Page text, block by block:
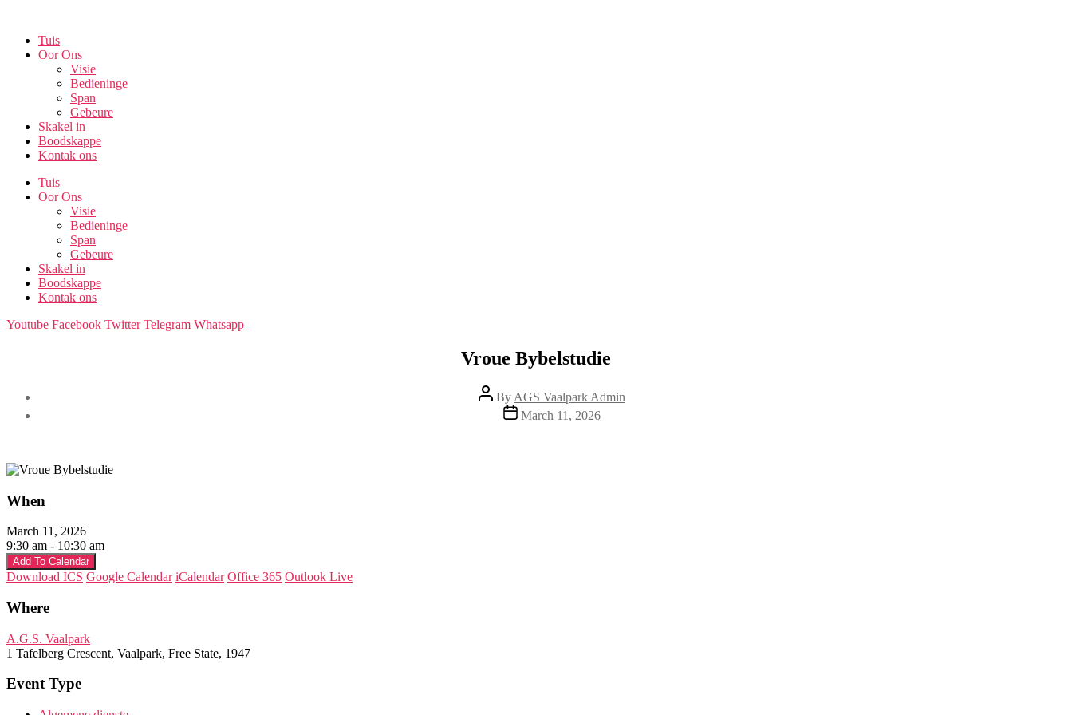
content
Tuis
Oor Ons
Visie
Bedieninge
Span
Gebeure
Skakel in
Boodskappe
Kontak ons
Tuis
Oor Ons
Visie
Bedieninge
Span
Gebeure
Skakel in
Boodskappe
Kontak ons
Youtube Facebook Twitter Telegram Whatsapp
Vroue Bybelstudie
Post
author
By AGS Vaalpark Admin
Post
date
March 11, 2026
When
March 11, 2026
9:30 am - 10:30 am
Add To Calendar
Download ICS Google Calendar iCalendar Office 365 Outlook Live
Where
A.G.S. Vaalpark
1 Tafelberg Crescent, Vaalpark, Free State, 1947
Event Type